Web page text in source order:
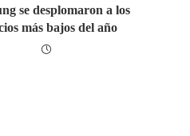
se desplomaron a los
más bajos del año